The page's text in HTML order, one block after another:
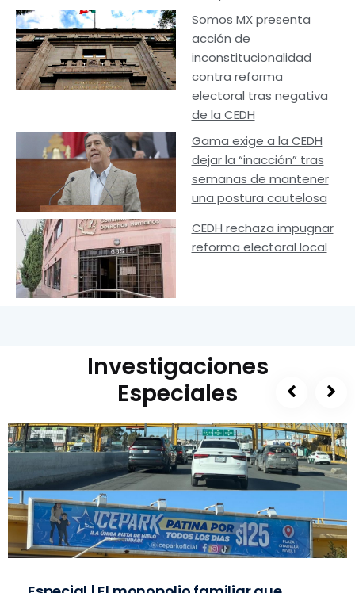
Somos MX presenta
acción de
inconstitucionalidad
contra reforma
electoral tras negativa
de la CEDH
Gama exige a la CEDH
dejar la “inacción” tras
semanas de mantener
una postura cautelosa
CEDH rechaza impugnar
reforma electoral local
Investigaciones
Especiales